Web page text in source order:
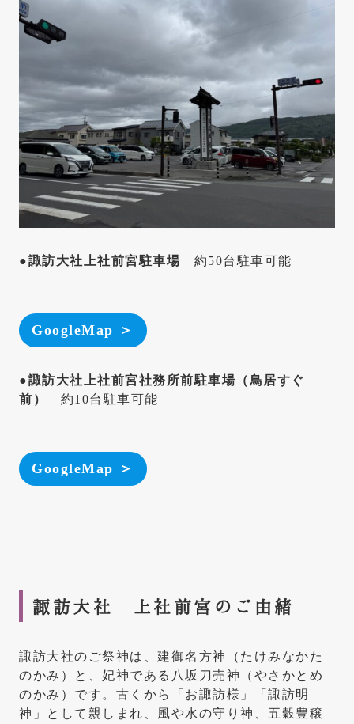
●諏訪大社上社前宮駐車場 約50台駐車可能
GoogleMap ＞
●諏訪大社上社前宮社務所前駐車場（鳥居すぐ
前）
約10台駐車可能
GoogleMap ＞
諏訪大社 上社前宮のご由緒
諏訪大社のご祭神は、建御名方神（たけみなかた
のかみ）と、妃神である八坂刀売神（やさかとめ
のかみ）です。古くから「お諏訪様」「諏訪明
神」として親しまれ、風や水の守り神、五穀豊穣